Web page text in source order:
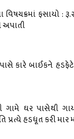
ફસાયો :
અપાતી
કારે બાઈકને હડફેટે
ગામે ઘર પાસેથી
પ્રત્યે હડધૂત કરી માર